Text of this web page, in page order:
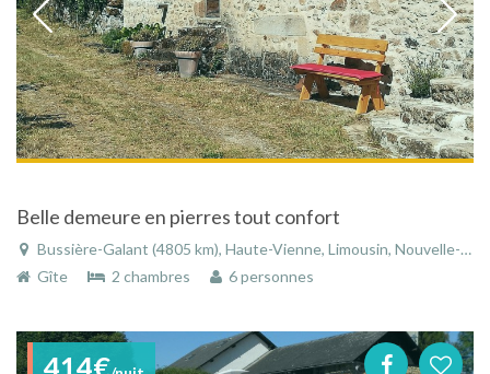
Belle demeure en pierres tout confort
Bussière-Galant (4805 km), Haute-Vienne, Limousin, Nouvelle-Aquitaine, France
Gîte
2 chambres 6 personnes